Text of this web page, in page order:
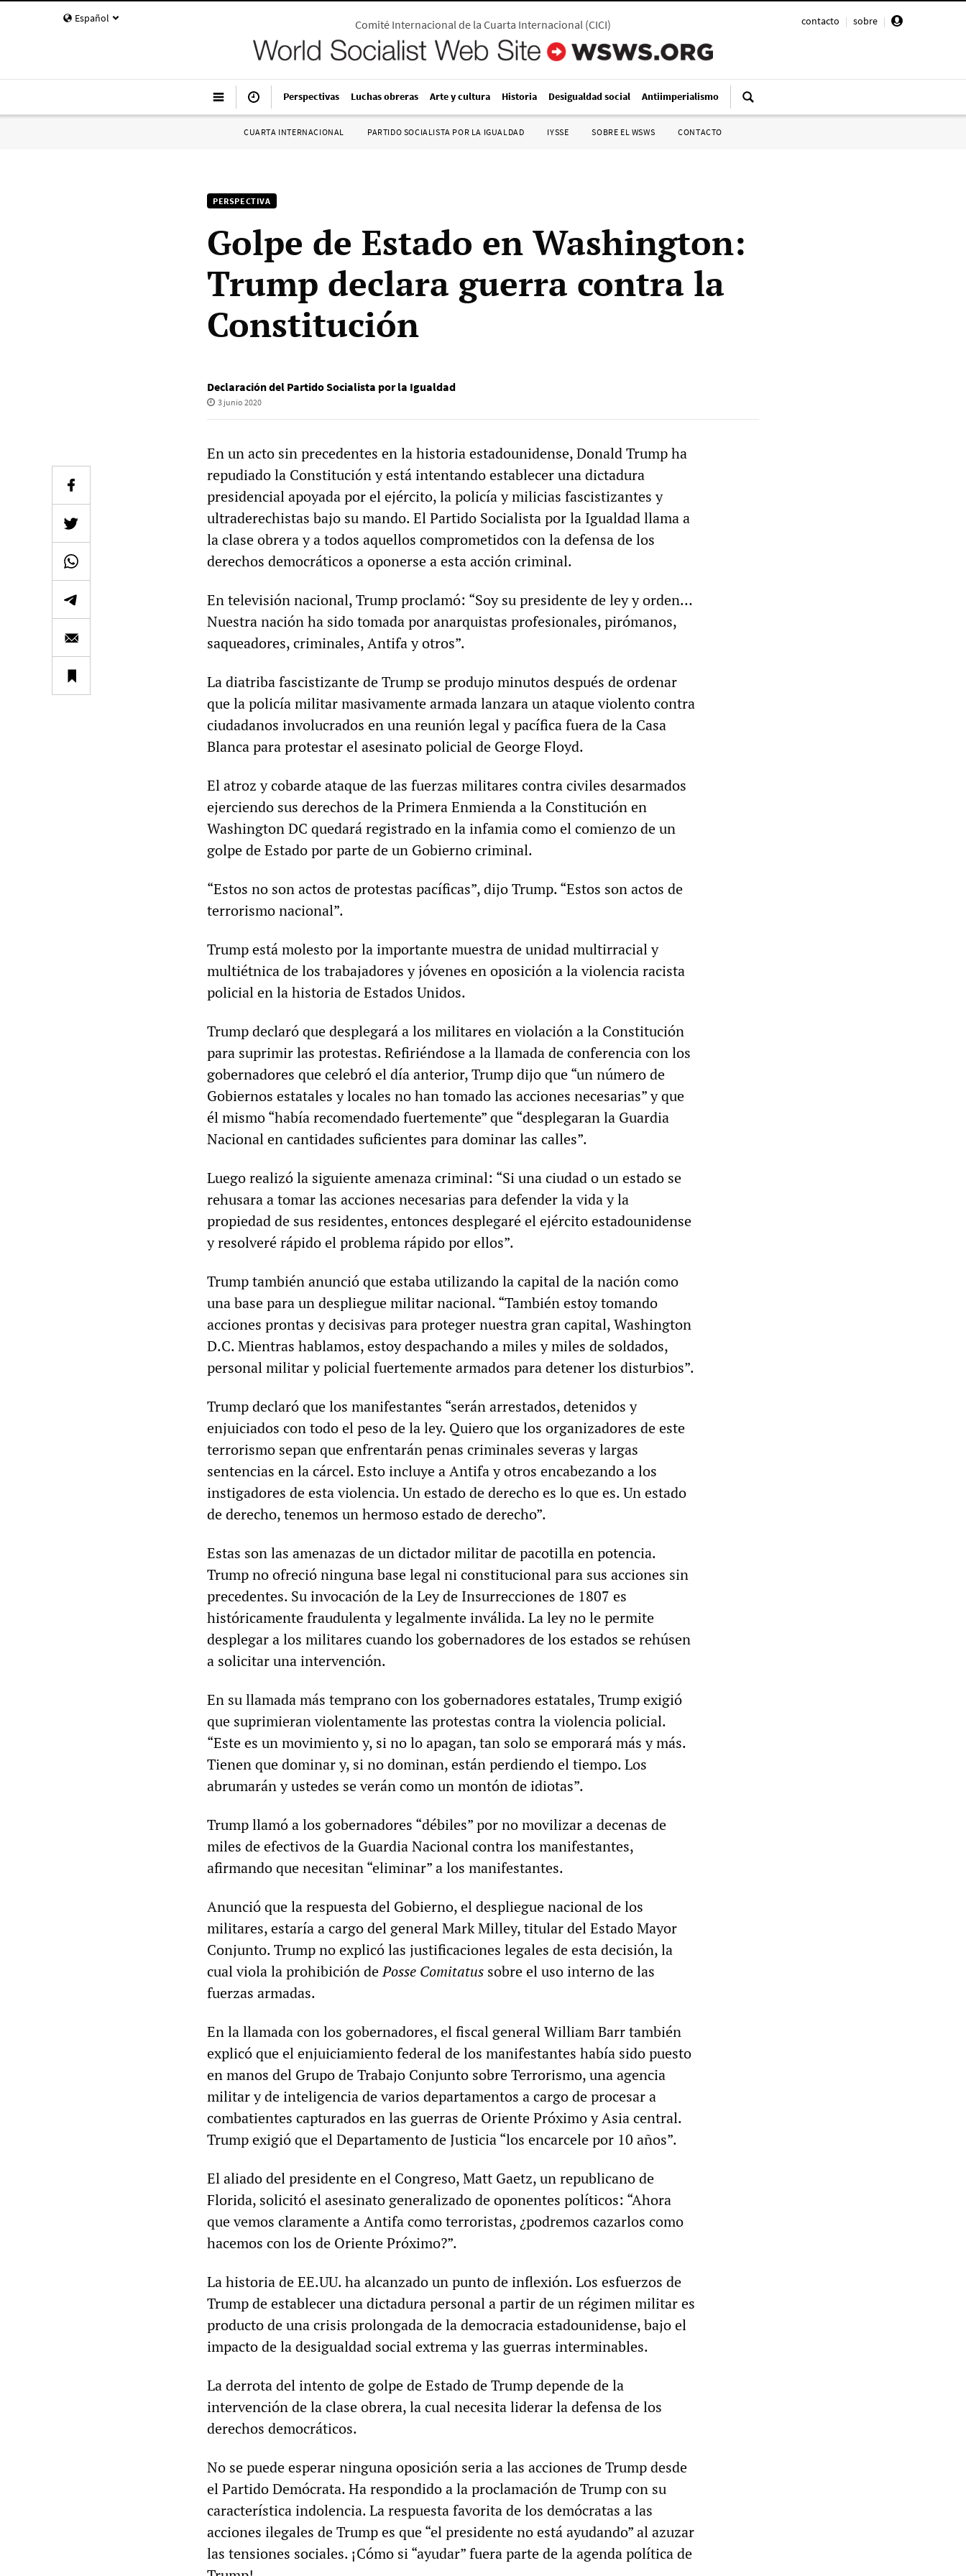
Español contacto | sobre |
Comité Internacional de la Cuarta Internacional (CICI)
Perspectivas Luchas obreras Arte y cultura Historia Desigualdad social Antiimperialismo
CUARTA INTERNACIONAL PARTIDO SOCIALISTA POR LA IGUALDAD IYSSE SOBRE EL WSWS CONTACTO
PERSPECTIVA
Golpe de Estado en Washington:
Trump declara guerra contra la
Constitución
Declaración del Partido Socialista por la Igualdad
3 junio 2020
En un acto sin precedentes en la historia estadounidense, Donald Trump ha
repudiado la Constitución y está intentando establecer una dictadura
presidencial apoyada por el ejército, la policía y milicias fascistizantes y
ultraderechistas bajo su mando. El Partido Socialista por la Igualdad llama a
la clase obrera y a todos aquellos comprometidos con la defensa de los
derechos democráticos a oponerse a esta acción criminal.
En televisión nacional, Trump proclamó: “Soy su presidente de ley y orden…
Nuestra nación ha sido tomada por anarquistas profesionales, pirómanos,
saqueadores, criminales, Antifa y otros”.
La diatriba fascistizante de Trump se produjo minutos después de ordenar
que la policía militar masivamente armada lanzara un ataque violento contra
ciudadanos involucrados en una reunión legal y pacífica fuera de la Casa
Blanca para protestar el asesinato policial de George Floyd.
El atroz y cobarde ataque de las fuerzas militares contra civiles desarmados
ejerciendo sus derechos de la Primera Enmienda a la Constitución en
Washington DC quedará registrado en la infamia como el comienzo de un
golpe de Estado por parte de un Gobierno criminal.
“Estos no son actos de protestas pacíficas”, dijo Trump. “Estos son actos de
terrorismo nacional”.
Trump está molesto por la importante muestra de unidad multirracial y
multiétnica de los trabajadores y jóvenes en oposición a la violencia racista
policial en la historia de Estados Unidos.
Trump declaró que desplegará a los militares en violación a la Constitución
para suprimir las protestas. Refiriéndose a la llamada de conferencia con los
gobernadores que celebró el día anterior, Trump dijo que “un número de
Gobiernos estatales y locales no han tomado las acciones necesarias” y que
él mismo “había recomendado fuertemente” que “desplegaran la Guardia
Nacional en cantidades suficientes para dominar las calles”.
Luego realizó la siguiente amenaza criminal: “Si una ciudad o un estado se
rehusara a tomar las acciones necesarias para defender la vida y la
propiedad de sus residentes, entonces desplegaré el ejército estadounidense
y resolveré rápido el problema rápido por ellos”.
Trump también anunció que estaba utilizando la capital de la nación como
una base para un despliegue militar nacional. “También estoy tomando
acciones prontas y decisivas para proteger nuestra gran capital, Washington
D.C. Mientras hablamos, estoy despachando a miles y miles de soldados,
personal militar y policial fuertemente armados para detener los disturbios”.
Trump declaró que los manifestantes “serán arrestados, detenidos y
enjuiciados con todo el peso de la ley. Quiero que los organizadores de este
terrorismo sepan que enfrentarán penas criminales severas y largas
sentencias en la cárcel. Esto incluye a Antifa y otros encabezando a los
instigadores de esta violencia. Un estado de derecho es lo que es. Un estado
de derecho, tenemos un hermoso estado de derecho”.
Estas son las amenazas de un dictador militar de pacotilla en potencia.
Trump no ofreció ninguna base legal ni constitucional para sus acciones sin
precedentes. Su invocación de la Ley de Insurrecciones de 1807 es
históricamente fraudulenta y legalmente inválida. La ley no le permite
desplegar a los militares cuando los gobernadores de los estados se rehúsen
a solicitar una intervención.
En su llamada más temprano con los gobernadores estatales, Trump exigió
que suprimieran violentamente las protestas contra la violencia policial.
“Este es un movimiento y, si no lo apagan, tan solo se emporará más y más.
Tienen que dominar y, si no dominan, están perdiendo el tiempo. Los
abrumarán y ustedes se verán como un montón de idiotas”.
Trump llamó a los gobernadores “débiles” por no movilizar a decenas de
miles de efectivos de la Guardia Nacional contra los manifestantes,
afirmando que necesitan “eliminar” a los manifestantes.
Anunció que la respuesta del Gobierno, el despliegue nacional de los
militares, estaría a cargo del general Mark Milley, titular del Estado Mayor
Conjunto. Trump no explicó las justificaciones legales de esta decisión, la
cual viola la prohibición dePosse Comitatus sobre el uso interno de las
fuerzas armadas.
En la llamada con los gobernadores, el fiscal general William Barr también
explicó que el enjuiciamiento federal de los manifestantes había sido puesto
en manos del Grupo de Trabajo Conjunto sobre Terrorismo, una agencia
militar y de inteligencia de varios departamentos a cargo de procesar a
combatientes capturados en las guerras de Oriente Próximo y Asia central.
Trump exigió que el Departamento de Justicia “los encarcele por 10 años”.
El aliado del presidente en el Congreso, Matt Gaetz, un republicano de
Florida, solicitó el asesinato generalizado de oponentes políticos: “Ahora
que vemos claramente a Antifa como terroristas, ¿podremos cazarlos como
hacemos con los de Oriente Próximo?”.
La historia de EE.UU. ha alcanzado un punto de inflexión. Los esfuerzos de
Trump de establecer una dictadura personal a partir de un régimen militar es
producto de una crisis prolongada de la democracia estadounidense, bajo el
impacto de la desigualdad social extrema y las guerras interminables.
La derrota del intento de golpe de Estado de Trump depende de la
intervención de la clase obrera, la cual necesita liderar la defensa de los
derechos democráticos.
No se puede esperar ninguna oposición seria a las acciones de Trump desde
el Partido Demócrata. Ha respondido a la proclamación de Trump con su
característica indolencia. La respuesta favorita de los demócratas a las
acciones ilegales de Trump es que “el presidente no está ayudando” al azuzar
las tensiones sociales. ¡Cómo si “ayudar” fuera parte de la agenda política de